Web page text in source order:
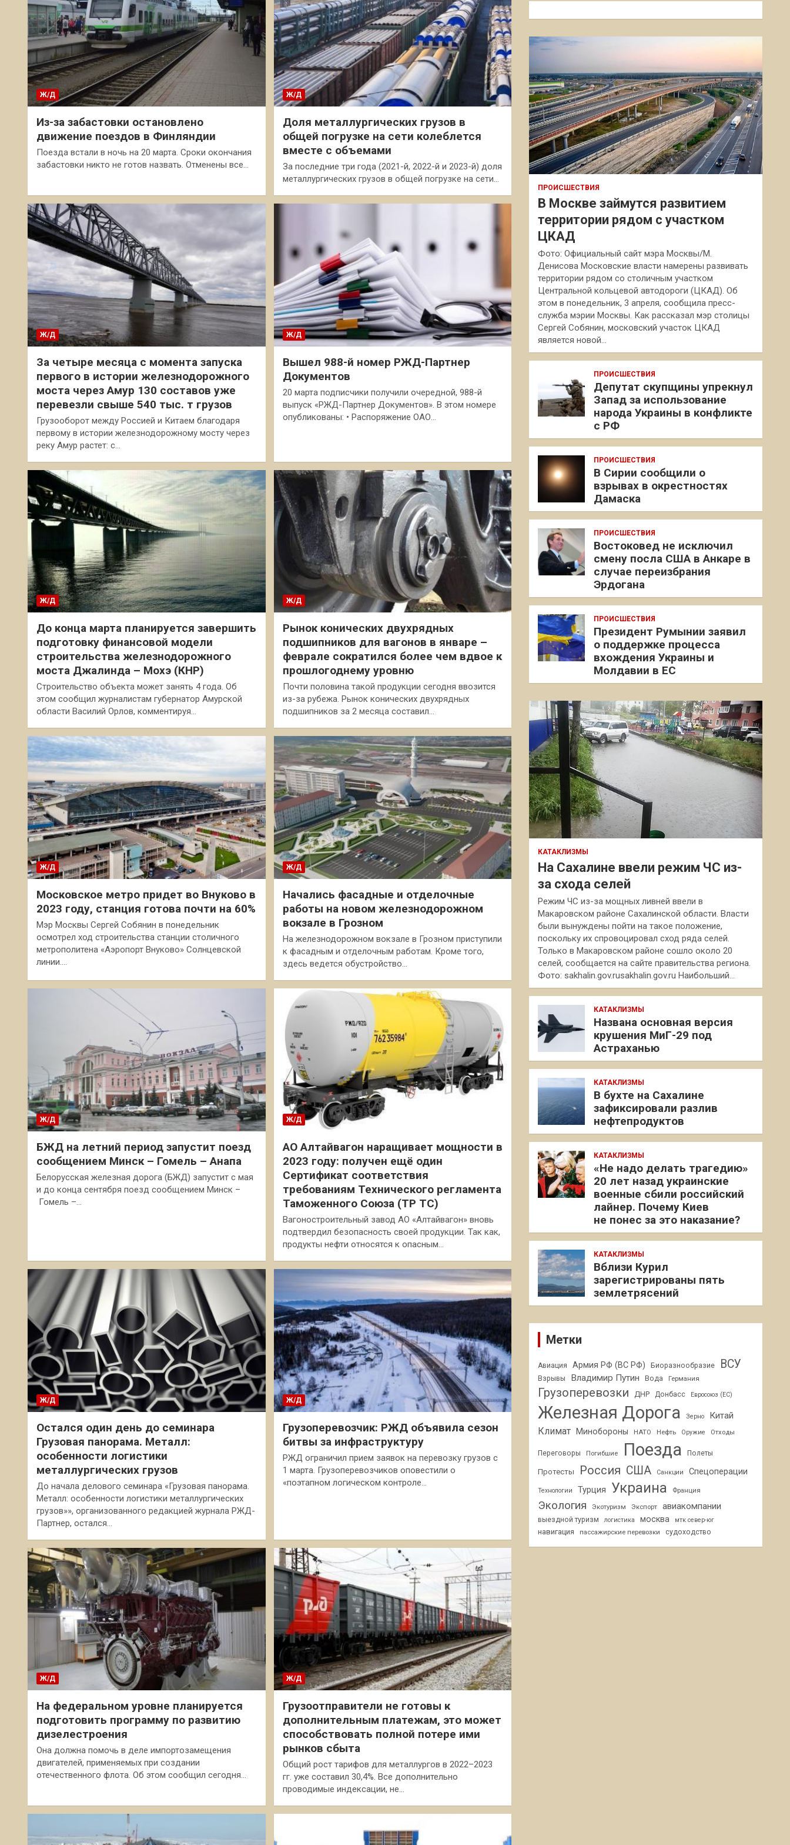
Ж/Д
Из-за забастовки остановлено
движение поездов в Финляндии
Поезда встали в ночь на 20 марта. Сроки окончания
забастовки никто не готов назвать. Отменены все…
Ж/Д
Доля металлургических грузов в
общей погрузке на сети колеблется
вместе с объемами
За последние три года (2021-й, 2022-й и 2023-й) доля
металлургических грузов в общей погрузке на сети…
Ж/Д
За четыре месяца с момента запуска
первого в истории железнодорожного
моста через Амур 130 составов уже
перевезли свыше 540 тыс. т грузов
Грузооборот между Россией и Китаем благодаря
первому в истории железнодорожному мосту через
реку Амур растет: с…
Ж/Д
Вышел 988-й номер РЖД-Партнер
Документов
20 марта подписчики получили очередной, 988-й
выпуск «РЖД-Партнер Документов». В этом номере
опубликованы: • Распоряжение ОАО…
Ж/Д
До конца марта планируется завершить
подготовку финансовой модели
строительства железнодорожного
моста Джалинда – Мохэ (КНР)
Строительство объекта может занять 4 года. Об
этом сообщил журналистам губернатор Амурской
области Василий Орлов, комментируя…
Ж/Д
Рынок конических двухрядных
подшипников для вагонов в январе –
феврале сократился более чем вдвое к
прошлогоднему уровню
Почти половина такой продукции сегодня ввозится
из-за рубежа. Рынок конических двухрядных
подшипников за 2 месяца составил…
Ж/Д
Московское метро придет во Внуково в
2023 году, станция готова почти на 60%
Мэр Москвы Сергей Собянин в понедельник
осмотрел ход строительства станции столичного
метрополитена «Аэропорт Внуково» Солнцевской
линии.…
Ж/Д
Начались фасадные и отделочные
работы на новом железнодорожном
вокзале в Грозном
На железнодорожном вокзале в Грозном приступили
к фасадным и отделочным работам. Кроме того,
здесь ведется обустройство…
Ж/Д
БЖД на летний период запустит поезд
сообщением Минск – Гомель – Анапа
Белорусская железная дорога (БЖД) запустит с мая
и до конца сентября поезд сообщением Минск –
Гомель –…
Ж/Д
АО Алтайвагон наращивает мощности в
2023 году: получен ещё один
Сертификат соответствия
требованиям Технического регламента
Таможенного Союза (ТР ТС)
Вагоностроительный завод АО «Алтайвагон» вновь
подтвердил безопасность своей продукции. Так как,
продукты нефти относятся к опасным…
Ж/Д
Остался один день до семинара
Грузовая панорама. Металл:
особенности логистики
металлургических грузов
До начала делового семинара «Грузовая панорама.
Металл: особенности логистики металлургических
грузов»», организованного редакцией журнала РЖД-
Партнер, остался…
Ж/Д
Грузоперевозчик: РЖД объявила сезон
битвы за инфраструктуру
РЖД ограничил прием заявок на перевозку грузов с
1 марта. Грузоперевозчиков оповестили о
«поэтапном логическом контроле…
Ж/Д
На федеральном уровне планируется
подготовить программу по развитию
дизелестроения
Она должна помочь в деле импортозамещения
двигателей, применяемых при создании
отечественного флота. Об этом сообщил сегодня…
Ж/Д
Грузоотправители не готовы к
дополнительным платежам, это может
способствовать полной потере ими
рынков сбыта
Общий рост тарифов для металлургов в 2022–2023
гг. уже составил 30,4%. Все дополнительно
проводимые индексации, не…
к
ПРОИСШЕСТВИЯ
В Москве займутся развитием
территории рядом с участком
ЦКАД
Фото: Официальный сайт мэра Москвы/М.
Денисова Московские власти намерены развивать
территории рядом со столичным участком
Центральной кольцевой автодороги (ЦКАД). Об
этом в понедельник, 3 апреля, сообщила пресс-
служба мэрии Москвы. Как рассказал мэр столицы
Сергей Собянин, московский участок ЦКАД
является новой…
ПРОИСШЕСТВИЯ
Депутат скупщины упрекнул
Запад за использование
народа Украины в конфликте
с РФ
ПРОИСШЕСТВИЯ
В Сирии сообщили о
взрывах в окрестностях
Дамаска
ПРОИСШЕСТВИЯ
Востоковед не исключил
смену посла США в Анкаре в
случае переизбрания
Эрдогана
ПРОИСШЕСТВИЯ
Президент Румынии заявил
о поддержке процесса
вхождения Украины и
Молдавии в ЕС
КАТАКЛИЗМЫ
На Сахалине ввели режим ЧС из-
за схода селей
Режим ЧС из-за мощных ливней ввели в
Макаровском районе Сахалинской области. Власти
были вынуждены пойти на такое положение,
поскольку их спровоцировал сход ряда селей.
Только в Макаровском районе сошло около 20
селей, сообщается на сайте правительства региона.
Фото: sakhalin.gov.rusakhalin.gov.ru Наибольший…
КАТАКЛИЗМЫ
Названа основная версия
крушения МиГ-29 под
Астраханью
КАТАКЛИЗМЫ
В бухте на Сахалине
зафиксировали разлив
нефтепродуктов
КАТАКЛИЗМЫ
«Не надо делать трагедию»
20 лет назад украинские
военные сбили российский
лайнер. Почему Киев
не понес за это наказание?
КАТАКЛИЗМЫ
Вблизи Курил
зарегистрированы пять
землетрясений
Метки
Авиация Армия РФ (ВС РФ) Биоразнообразие ВСУ
Взрывы Владимир Путин Вода Германия
Грузоперевозки ДНР Донбасс Евросоюз (ЕС)
Железная Дорога Зерно Китай
Климат Минобороны НАТО Нефть Оружие Отходы
Переговоры Погибшие Поезда Полеты
Протесты Россия США Санкции Спецоперации
Технологии Турция Украина Франция
Экология Экотуризм Экспорт авиакомпании
выездной туризм логистика москва мтк север-юг
навигация пассажирские перевозки судоходство